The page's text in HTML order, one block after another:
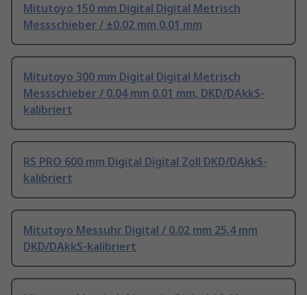
Mitutoyo 150 mm Digital Digital Metrisch
Messschieber / ±0.02 mm 0.01 mm
Mitutoyo 300 mm Digital Digital Metrisch
Messschieber / 0.04 mm 0.01 mm, DKD/DAkkS-
kalibriert
RS PRO 600 mm Digital Digital Zoll DKD/DAkkS-
kalibriert
Mitutoyo Messuhr Digital / 0.02 mm 25.4 mm
DKD/DAkkS-kalibriert